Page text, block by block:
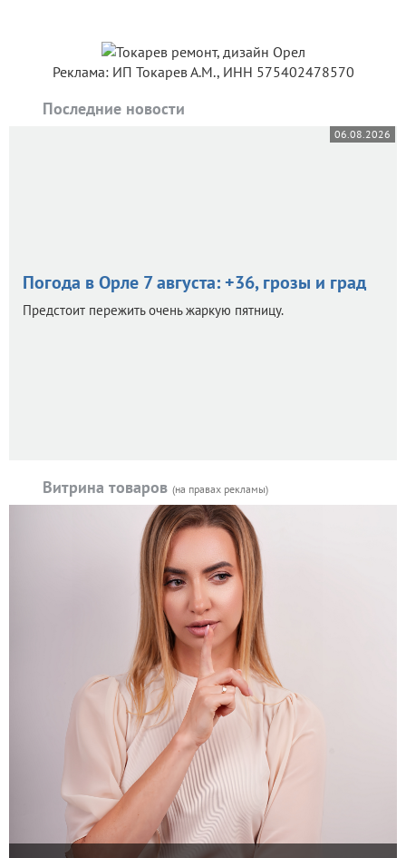
Реклама: ИП Токарев А.М., ИНН 575402478570
Последние новости
06.08.2026
Погода в Орле 7 августа: +36, грозы и град
Предстоит пережить очень жаркую пятницу.
Витрина товаров (на правах рекламы)